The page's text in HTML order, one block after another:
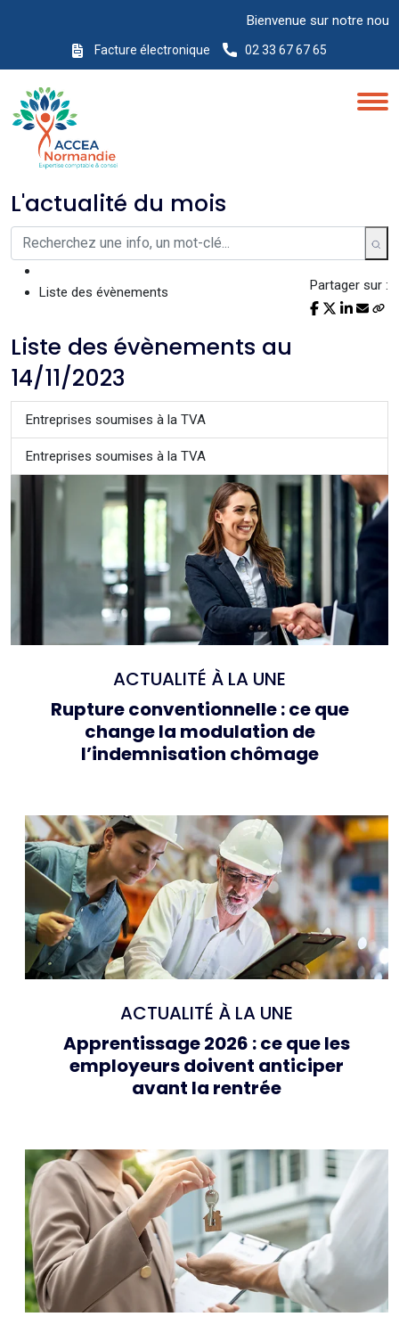
Bienvenue sur notre
Facture électronique 02 33 67 67 65
L'actualité du mois
Liste des évènements Partager sur :
Liste des évènements au
14/11/2023
Entreprises soumises à la TVA
Entreprises soumises à la TVA
ACTUALITÉ À LA UNE
Rupture conventionnelle : ce que
change la modulation de
l’indemnisation chômage
ACTUALITÉ À LA UNE
Apprentissage 2026 : ce que les
employeurs doivent anticiper
avant la rentrée